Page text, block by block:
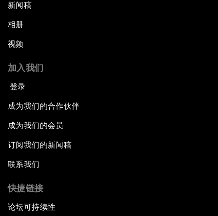
新闻稿
相册
视频
加入我们
登录
成为我们的合作伙伴
成为我们的会员
订阅我们的新闻稿
联系我们
快捷链接
论坛可持续性